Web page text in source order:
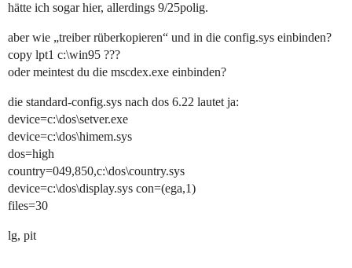
hätte ich sogar hier, allerdings 9/25polig.
aber wie „treiber rüberkopieren“ und in die config.sys einbinden?
copy lpt1 c:\win95 ???
oder meintest du die mscdex.exe einbinden?
die standard-config.sys nach dos 6.22 lautet ja:
device=c:\dos\setver.exe
device=c:\dos\himem.sys
dos=high
country=049,850,c:\dos\country.sys
device=c:\dos\display.sys con=(ega,1)
files=30
lg, pit